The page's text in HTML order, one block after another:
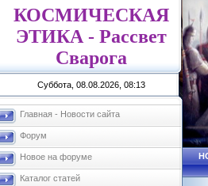
КОСМИЧЕСКАЯ
ЭТИКА - Рассвет
Сварога
Суббота, 08.08.2026, 08:13
Главная - Новости сайта
Форум
Новое на форуме
Каталог статей